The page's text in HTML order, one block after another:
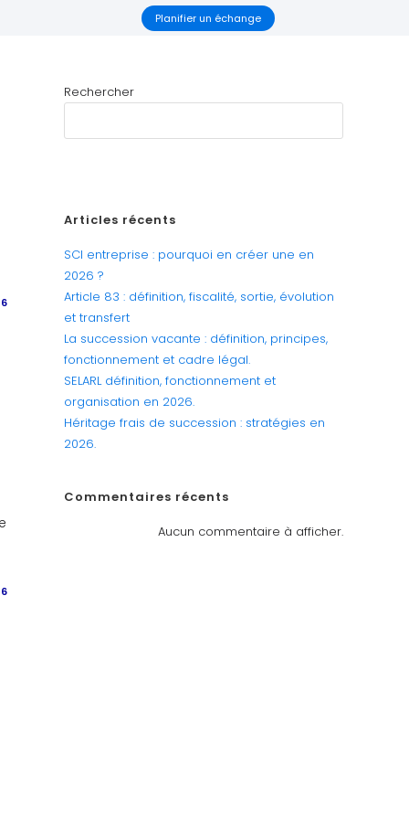
Planifier un échange
Rechercher
Articles récents
SCI entreprise : pourquoi en créer une en
2026 ?
Article 83 : définition, fiscalité, sortie, évolution
et transfert
La succession vacante : définition, principes,
fonctionnement et cadre légal.
SELARL définition, fonctionnement et
organisation en 2026.
Héritage frais de succession : stratégies en
2026.
Commentaires récents
Aucun commentaire à afficher.